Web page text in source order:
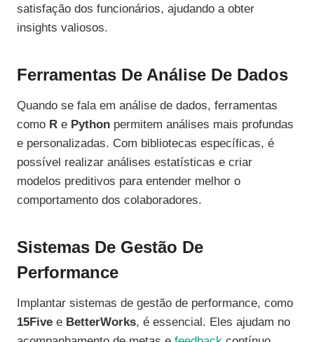
satisfação dos funcionários, ajudando a obter
insights valiosos.
Ferramentas De Análise De Dados
Quando se fala em análise de dados, ferramentas
como R e Python permitem análises mais profundas
e personalizadas. Com bibliotecas específicas, é
possível realizar análises estatísticas e criar
modelos preditivos para entender melhor o
comportamento dos colaboradores.
Sistemas De Gestão De
Performance
Implantar sistemas de gestão de performance, como
15Five e BetterWorks, é essencial. Eles ajudam no